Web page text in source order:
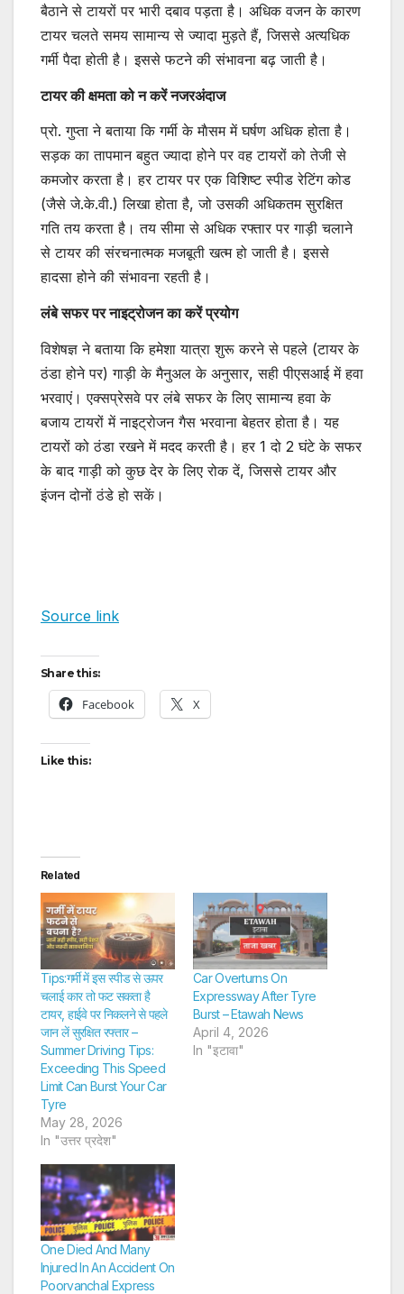
बैठाने से टायरों पर भारी दबाव पड़ता है। अधिक वजन के कारण
टायर चलते समय सामान्य से ज्यादा मुड़ते हैं, जिससे अत्यधिक
गर्मी पैदा होती है। इससे फटने की संभावना बढ़ जाती है।
टायर की क्षमता को न करें नजरअंदाज
प्रो. गुप्ता ने बताया कि गर्मी के माैसम में घर्षण अधिक होता है।
सड़क का तापमान बहुत ज्यादा होने पर वह टायरों को तेजी से
कमजोर करता है। हर टायर पर एक विशिष्ट स्पीड रेटिंग कोड
(जैसे जे.के.वी.) लिखा होता है, जो उसकी अधिकतम सुरक्षित
गति तय करता है। तय सीमा से अधिक रफ्तार पर गाड़ी चलाने
से टायर की संरचनात्मक मजबूती खत्म हो जाती है। इससे
हादसा होने की संभावना रहती है।
लंबे सफर पर नाइट्रोजन का करें प्रयोग
विशेषज्ञ ने बताया कि हमेशा यात्रा शुरू करने से पहले (टायर के
ठंडा होने पर) गाड़ी के मैनुअल के अनुसार, सही पीएसआई में हवा
भरवाएं। एक्सप्रेसवे पर लंबे सफर के लिए सामान्य हवा के
बजाय टायरों में नाइट्रोजन गैस भरवाना बेहतर होता है। यह
टायरों को ठंडा रखने में मदद करती है। हर 1 दो 2 घंटे के सफर
के बाद गाड़ी को कुछ देर के लिए रोक दें, जिससे टायर और
इंजन दोनों ठंडे हो सकें।
Source link
Share this:
Facebook X
Like this:
Related
Tips:गर्मी में इस स्पीड से ऊपर
चलाई कार तो फट सकता है
टायर, हाईवे पर निकलने से पहले
जान लें सुरक्षित रफ्तार –
Summer Driving Tips:
Exceeding This Speed
Limit Can Burst Your Car
Tyre
May 28, 2026
In "उत्तर प्रदेश"
Car Overturns On
Expressway After Tyre
Burst – Etawah News
April 4, 2026
In "इटावा"
One Died And Many
Injured In An Accident On
Poorvanchal Express